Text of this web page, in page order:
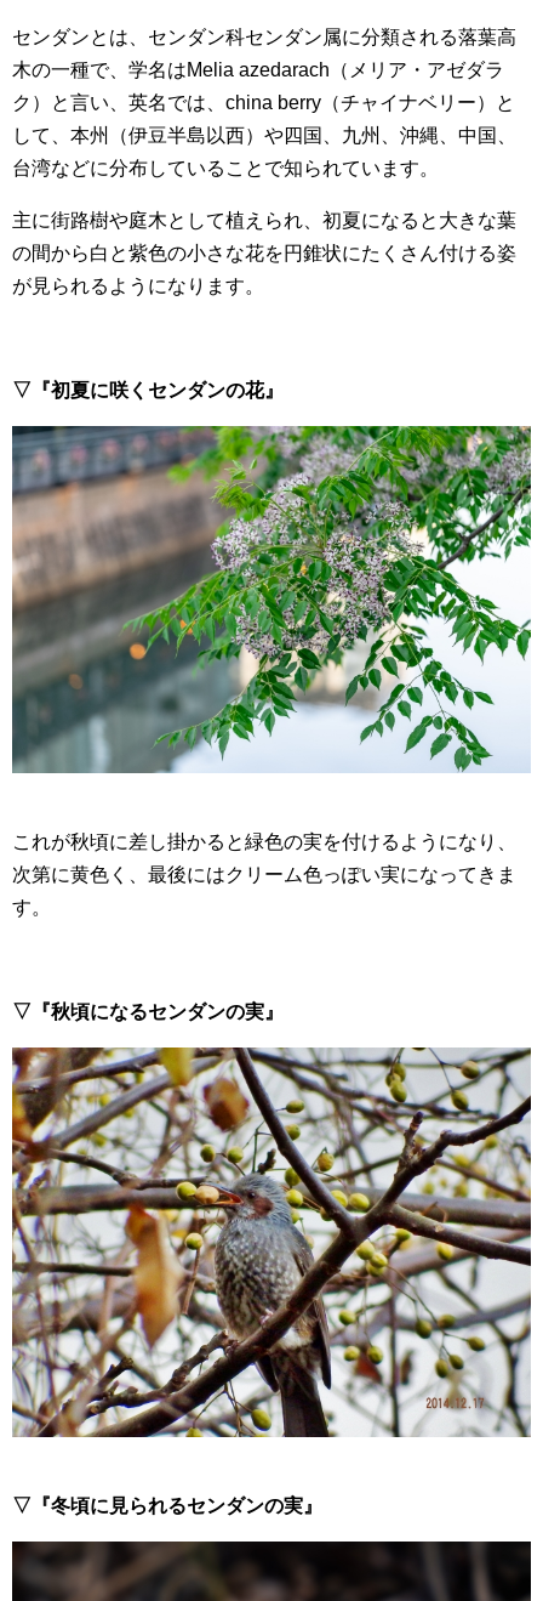
センダンとは、センダン科センダン属に分類される落葉高
木の一種で、学名はMelia azedarach（メリア・アゼダラ
ク）と言い、英名では、china berry（チャイナベリー）と
して、本州（伊豆半島以西）や四国、九州、沖縄、中国、
台湾などに分布していることで知られています。
主に街路樹や庭木として植えられ、初夏になると大きな葉
の間から白と紫色の小さな花を円錐状にたくさん付ける姿
が見られるようになります。
▽『初夏に咲くセンダンの花』
これが秋頃に差し掛かると緑色の実を付けるようになり、
次第に黄色く、最後にはクリーム色っぽい実になってきま
す。
▽『秋頃になるセンダンの実』
▽『冬頃に見られるセンダンの実』